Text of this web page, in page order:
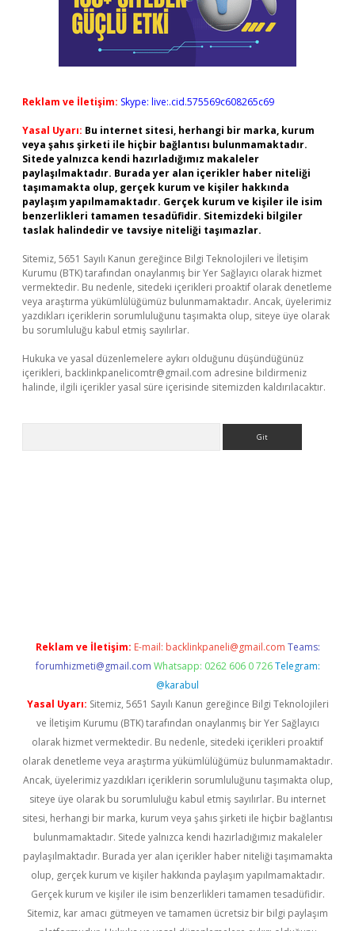
Reklam ve İletişim: Skype: live:.cid.575569c608265c69
Yasal Uyarı: Bu internet sitesi, herhangi bir marka, kurum
veya şahıs şirketi ile hiçbir bağlantısı bulunmamaktadır.
Sitede yalnızca kendi hazırladığımız makaleler
paylaşılmaktadır. Burada yer alan içerikler haber niteliği
taşımamakta olup, gerçek kurum ve kişiler hakkında
paylaşım yapılmamaktadır. Gerçek kurum ve kişiler ile isim
benzerlikleri tamamen tesadüfidir. Sitemizdeki bilgiler
taslak halindedir ve tavsiye niteliği taşımazlar.
Sitemiz, 5651 Sayılı Kanun gereğince Bilgi Teknolojileri ve İletişim
Kurumu (BTK) tarafından onaylanmış bir Yer Sağlayıcı olarak hizmet
vermektedir. Bu nedenle, sitedeki içerikleri proaktif olarak denetleme
veya araştırma yükümlülüğümüz bulunmamaktadır. Ancak, üyelerimiz
yazdıkları içeriklerin sorumluluğunu taşımakta olup, siteye üye olarak
bu sorumluluğu kabul etmiş sayılırlar.
Hukuka ve yasal düzenlemelere aykırı olduğunu düşündüğünüz
içerikleri, backlinkpanelicomtr@gmail.com adresine bildirmeniz
halinde, ilgili içerikler yasal süre içerisinde sitemizden kaldırılacaktır.
Reklam ve İletişim: E-mail: backlinkpaneli@gmail.com Teams:
forumhizmeti@gmail.com Whatsapp: 0262 606 0 726 Telegram:
@karabul
Yasal Uyarı: Sitemiz, 5651 Sayılı Kanun gereğince Bilgi Teknolojileri
ve İletişim Kurumu (BTK) tarafından onaylanmış bir Yer Sağlayıcı
olarak hizmet vermektedir. Bu nedenle, sitedeki içerikleri proaktif
olarak denetleme veya araştırma yükümlülüğümüz bulunmamaktadır.
Ancak, üyelerimiz yazdıkları içeriklerin sorumluluğunu taşımakta olup,
siteye üye olarak bu sorumluluğu kabul etmiş sayılırlar. Bu internet
sitesi, herhangi bir marka, kurum veya şahıs şirketi ile hiçbir bağlantısı
bulunmamaktadır. Sitede yalnızca kendi hazırladığımız makaleler
paylaşılmaktadır. Burada yer alan içerikler haber niteliği taşımamakta
olup, gerçek kurum ve kişiler hakkında paylaşım yapılmamaktadır.
Gerçek kurum ve kişiler ile isim benzerlikleri tamamen tesadüfidir.
Sitemiz, kar amacı gütmeyen ve tamamen ücretsiz bir bilgi paylaşım